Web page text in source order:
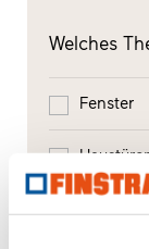
Welches
Fenster